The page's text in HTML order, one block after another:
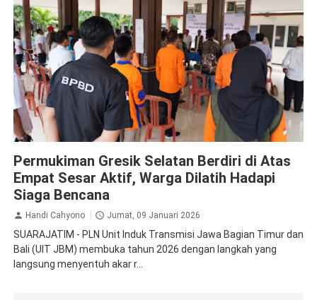
Permukiman Gresik Selatan Berdiri di Atas
Empat Sesar Aktif, Warga Dilatih Hadapi
Siaga Bencana
Handi Cahyono Jumat, 09 Januari 2026
SUARAJATIM - PLN Unit Induk Transmisi Jawa Bagian Timur dan
Bali (UIT JBM) membuka tahun 2026 dengan langkah yang
langsung menyentuh akar r...